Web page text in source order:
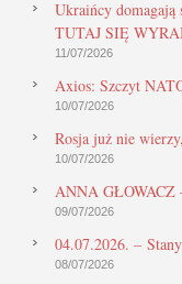
Ukraińcy domagają
TUTAJ SIĘ
11/07/2026
Axios: Szczyt
10/07/2026
Rosja już nie
10/07/2026
ANNA
09/07/2026
04.07.2026. –
08/07/2026